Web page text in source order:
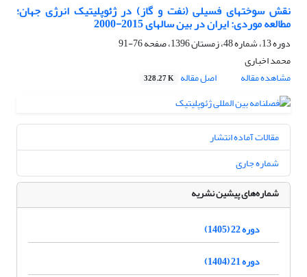
نقش سوختهای فسیلی (نفت و گاز) در ژئوپلیتیک انرژی جهان؛
مطالعه موردی: ایران در بین سالهای 2015-2000
دوره 13، شماره 48، زمستان 1396، صفحه
76-91
محمد اخباری
مشاهده مقاله
اصل مقاله 328.27 K
مقالات آماده انتشار
شماره جاری
شماره‌های پیشین نشریه
دوره 22 (1405)
دوره 21 (1404)